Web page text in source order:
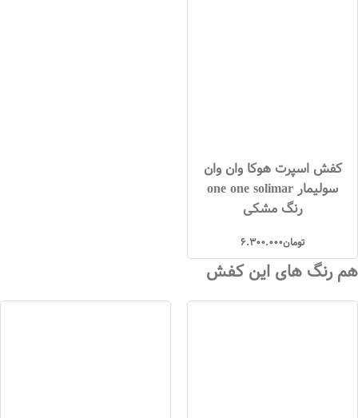
کفش اسپرت هوکا وان وان
سولیمار one one solimar
رنگ مشکی
تومان6.300.000
هم رنگ های این کفش